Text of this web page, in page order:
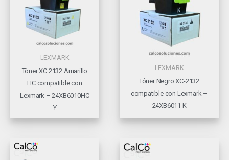
LEXMARK
Tóner XC 2132 Amarillo
HC compatible con
Lexmark – 24XB6010HC
Y
LEXMARK
Tóner Negro XC-2132
compatible con Lexmark –
24XB6011 K